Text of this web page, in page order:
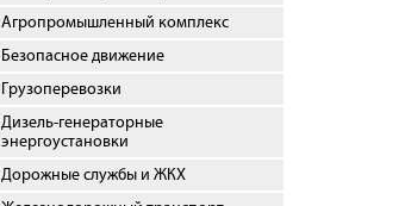
Агропромышленный комплекс
Безопасное движение
Грузоперевозки
Дизель-генераторные
энергоустановки
Дорожные службы и ЖКХ